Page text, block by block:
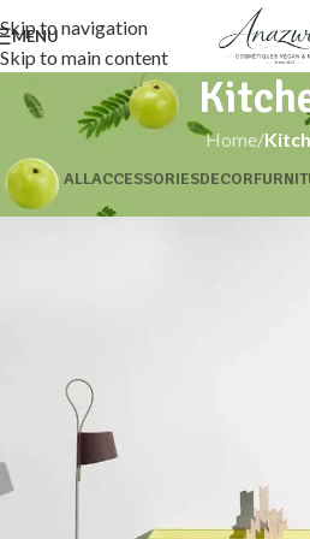
Skip to navigation
Skip to main content
MENU
Home/
ALLACCESSORIESDECOR